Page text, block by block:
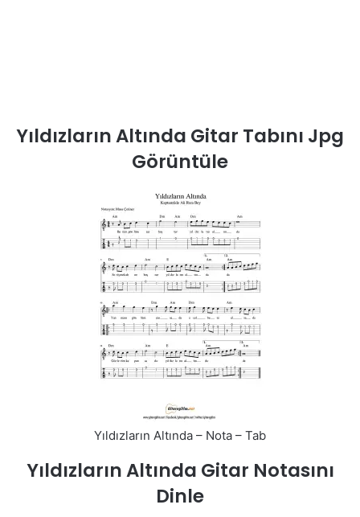
Yıldızların Altında Gitar Tabını Jpg
Görüntüle
Yıldızların Altında – Nota – Tab
Yıldızların Altında Gitar Notasını
Dinle